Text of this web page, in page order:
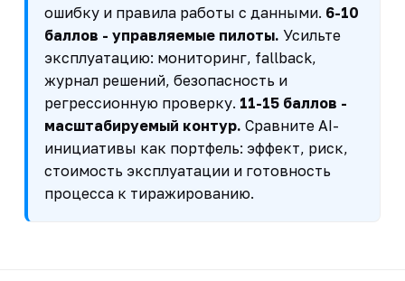
ошибку и правила работы с данными. 6-10
баллов - управляемые пилоты. Усильте
эксплуатацию: мониторинг, fallback,
журнал решений, безопасность и
регрессионную проверку. 11-15 баллов -
масштабируемый контур. Сравните AI-
инициативы как портфель: эффект, риск,
стоимость эксплуатации и готовность
процесса к тиражированию.